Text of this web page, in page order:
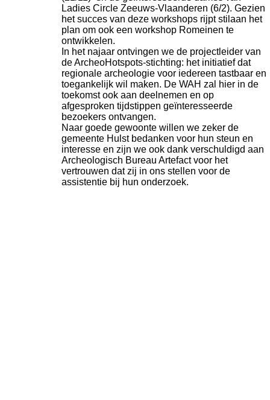
Ladies Circle Zeeuws-Vlaanderen (6/2). Gezien
het succes van deze workshops rijpt stilaan het
plan om ook een workshop Romeinen te
ontwikkelen.
In het najaar ontvingen we de projectleider van
de ArcheoHotspots-stichting: het initiatief dat
regionale archeologie voor iedereen tastbaar en
toegankelijk wil maken. De WAH zal hier in de
toekomst ook aan deelnemen en op
afgesproken tijdstippen geïnteresseerde
bezoekers ontvangen.
Naar goede gewoonte willen we zeker de
gemeente Hulst bedanken voor hun steun en
interesse en zijn we ook dank verschuldigd aan
Archeologisch Bureau Artefact voor het
vertrouwen dat zij in ons stellen voor de
assistentie bij hun onderzoek.